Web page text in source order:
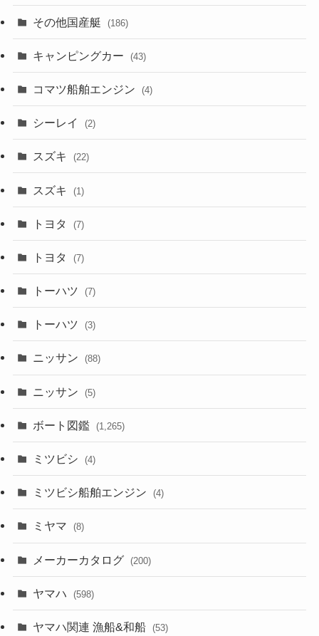
その他国産艇 (186)
キャンピングカー (43)
コマツ船舶エンジン (4)
シーレイ (2)
スズキ (22)
スズキ (1)
トヨタ (7)
トヨタ (7)
トーハツ (7)
トーハツ (3)
ニッサン (88)
ニッサン (5)
ボート図鑑 (1,265)
ミツビシ (4)
ミツビシ船舶エンジン (4)
ミヤマ (8)
メーカーカタログ (200)
ヤマハ (598)
ヤマハ関連 漁船&和船 (53)